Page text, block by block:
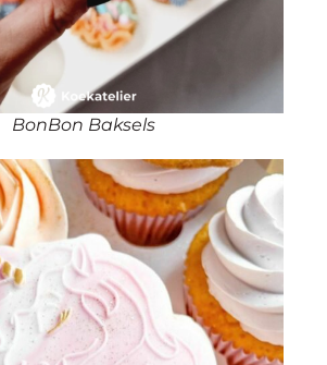
BonBon Baksels